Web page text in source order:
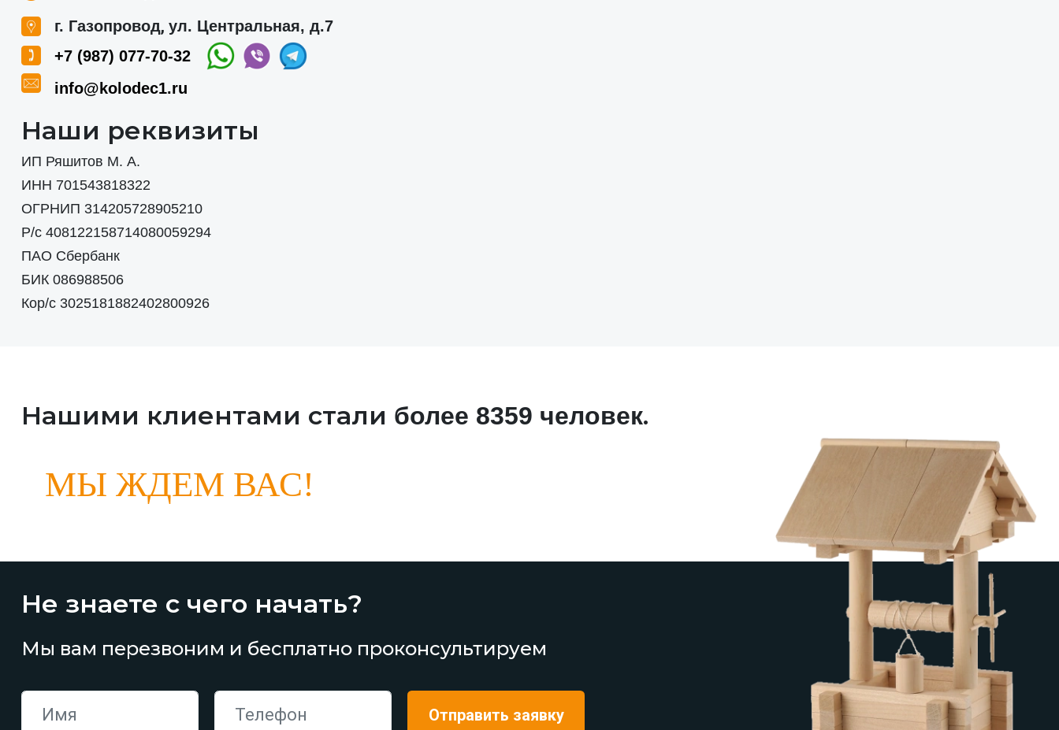
г. Газопровод, ул. Центральная, д.7
+7 (987) 077-70-32
info@kolodec1.ru
Наши реквизиты
ИП Ряшитов М. А.
ИНН 701543818322
ОГРНИП 314205728905210
Р/с 408122158714080059294
ПАО Сбербанк
БИК 086988506
Кор/с 3025181882402800926
Нашими клиентами стали более 8359 человек.
МЫ ЖДЕМ ВАС!
Не знаете с чего начать?
Мы вам перезвоним и бесплатно проконсультируем